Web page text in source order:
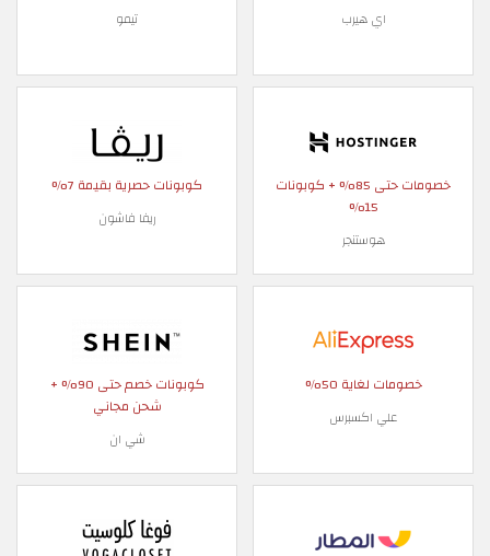
اي هيرب تيمو
خصومات حتى 85% + كوبونات
15%
هوستنجر
كوبونات حصرية بقيمة 7%
ريفا فاشون
خصومات لغاية 50%
علي اكسبرس
كوبونات خصم حتى 90% +
شحن مجاني
شي ان